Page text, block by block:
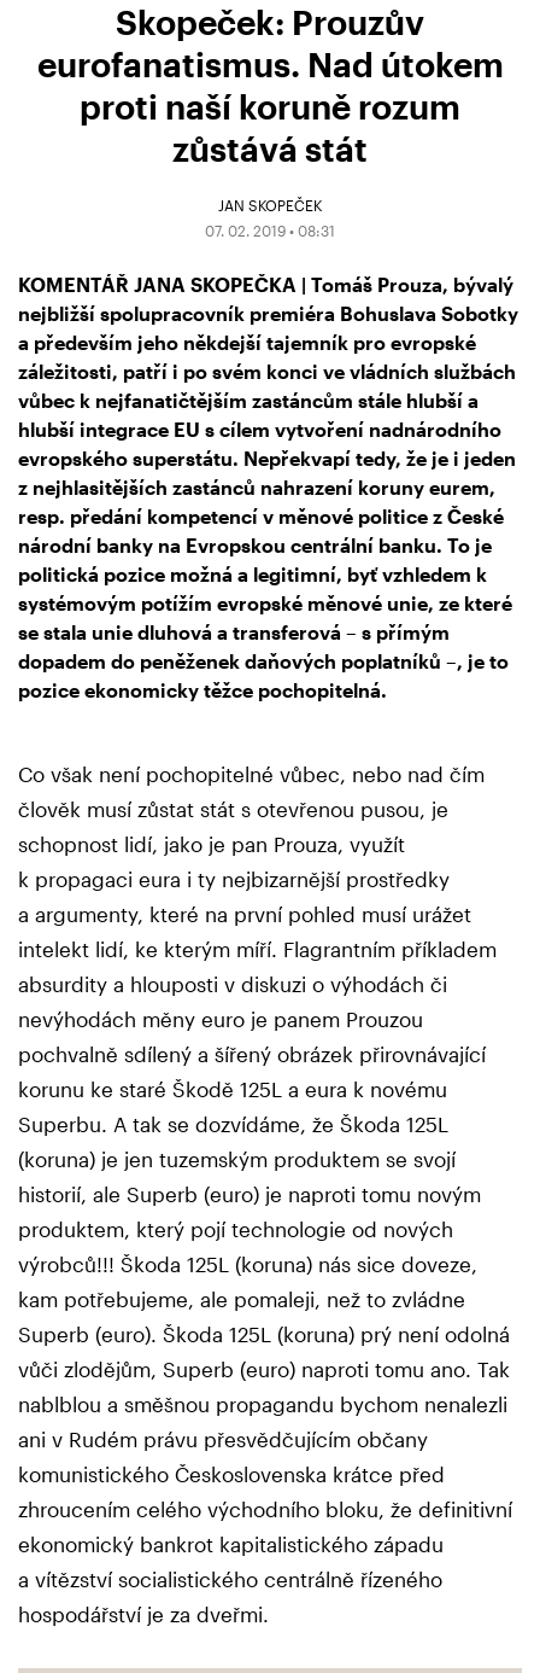
Skopeček: Prouzův
eurofanatismus. Nad útokem
proti naší koruně rozum
zůstává stát
JAN SKOPEČEK
07. 02. 2019 • 08:31
KOMENTÁŘ JANA SKOPEČKA | Tomáš Prouza, bývalý
nejbližší spolupracovník premiéra Bohuslava Sobotky
a především jeho někdejší tajemník pro evropské
záležitosti, patří i po svém konci ve vládních službách
vůbec k nejfanatičtějším zastáncům stále hlubší a
hlubší integrace EU s cílem vytvoření nadnárodního
evropského superstátu. Nepřekvapí tedy, že je i jeden
z nejhlasitějších zastánců nahrazení koruny eurem,
resp. předání kompetencí v měnové politice z České
národní banky na Evropskou centrální banku. To je
politická pozice možná a legitimní, byť vzhledem k
systémovým potížím evropské měnové unie, ze které
se stala unie dluhová a transferová – s přímým
dopadem do peněženek daňových poplatníků –, je to
pozice ekonomicky těžce pochopitelná.
Co však není pochopitelné vůbec, nebo nad čím
člověk musí zůstat stát s otevřenou pusou, je
schopnost lidí, jako je pan Prouza, využít
k propagaci eura i ty nejbizarnější prostředky
a argumenty, které na první pohled musí urážet
intelekt lidí, ke kterým míří. Flagrantním příkladem
absurdity a hlouposti v diskuzi o výhodách či
nevýhodách měny euro je panem Prouzou
pochvalně sdílený a šířený obrázek přirovnávající
korunu ke staré Škodě 125L a eura k novému
Superbu. A tak se dozvídáme, že Škoda 125L
(koruna) je jen tuzemským produktem se svojí
historií, ale Superb (euro) je naproti tomu novým
produktem, který pojí technologie od nových
výrobců!!! Škoda 125L (koruna) nás sice doveze,
kam potřebujeme, ale pomaleji, než to zvládne
Superb (euro). Škoda 125L (koruna) prý není odolná
vůči zlodějům, Superb (euro) naproti tomu ano. Tak
nablblou a směšnou propagandu bychom nenalezli
ani v Rudém právu přesvědčujícím občany
komunistického Československa krátce před
zhroucením celého východního bloku, že definitivní
ekonomický bankrot kapitalistického západu
a vítězství socialistického centrálně řízeného
hospodářství je za dveřmi.